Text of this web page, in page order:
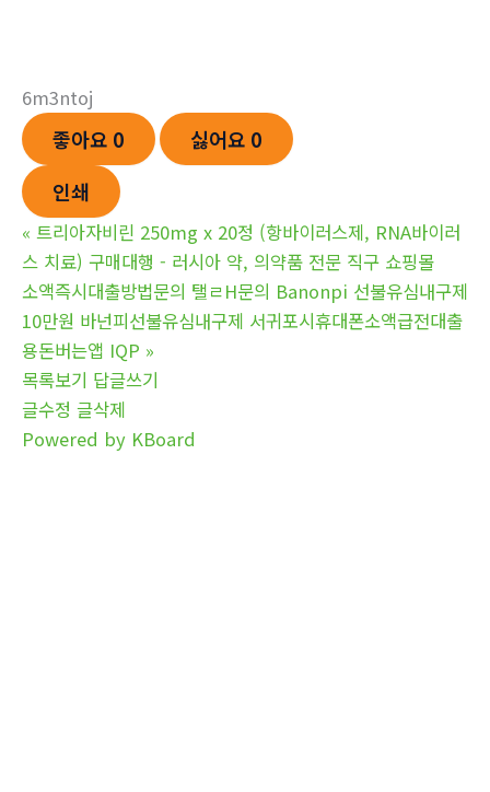
6m3ntoj
좋아요 0 싫어요 0
인쇄
« 트리아자비린 250mg x 20정 (항바이러스제, RNA바이러
스 치료) 구매대행 - 러시아 약, 의약품 전문 직구 쇼핑몰
소액즉시대출방법문의 탤ㄹH문의 Banonpi 선불유심내구제
10만원 바넌피선불유심내구제 서귀포시휴대폰소액급전대출
용돈버는앱 IQP »
목록보기 답글쓰기
글수정 글삭제
Powered by KBoard